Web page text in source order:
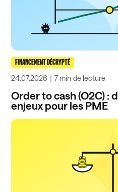
FINANCEMENT DÉCRYPTÉ
24.07.2026 ｜7 min de lecture
Order to cash (O2C) :
enjeux pour les PME